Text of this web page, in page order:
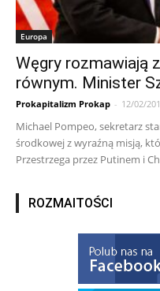
Europa
Węgry rozmawiają
równym. Minister
Prokapitalizm Prokap - 12/02/
Michael Pompeo, sekretarz
środkowej z wyraźną misją,
Przestrzega przez Putinem i
ROZMAITOŚCI